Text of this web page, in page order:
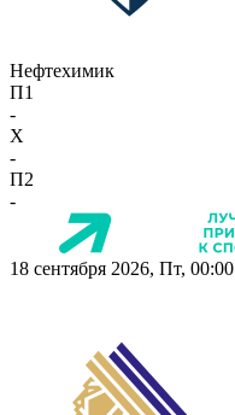
Нефтехимик
П1
-
X
-
П2
-
18 сентября 2026, Пт, 00:00